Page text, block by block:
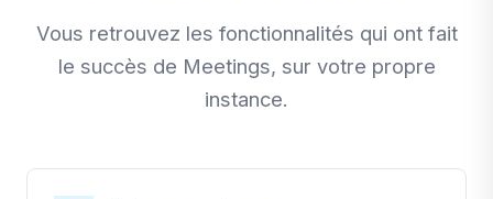
Vous retrouvez les fonctionnalités qui ont fait
le succès de Meetings, sur votre propre
instance.